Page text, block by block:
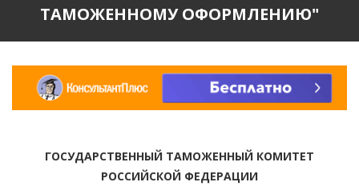
ТАМОЖЕННОМУ ОФОРМЛЕНИЮ"
ГОСУДАРСТВЕННЫЙ ТАМОЖЕННЫЙ КОМИТЕТ
РОССИЙСКОЙ ФЕДЕРАЦИИ